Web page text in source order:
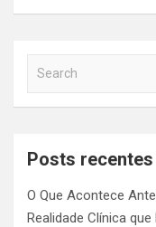
a
c
Posts recentes
O Que Acontece
Realidade Clínica